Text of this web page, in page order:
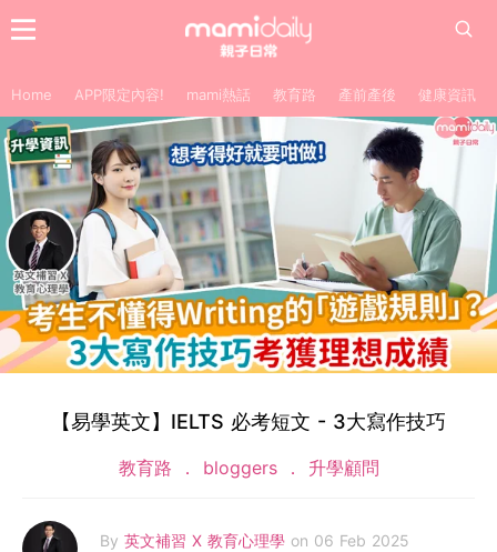
Home APP限定內容! mami熱話 教育路 產前產後 健康資訊
【易學英文】IELTS 必考短文 - 3大寫作技巧
教育路 bloggers 升學顧問
By 英文補習 X 教育心理學 on 06 Feb 2025